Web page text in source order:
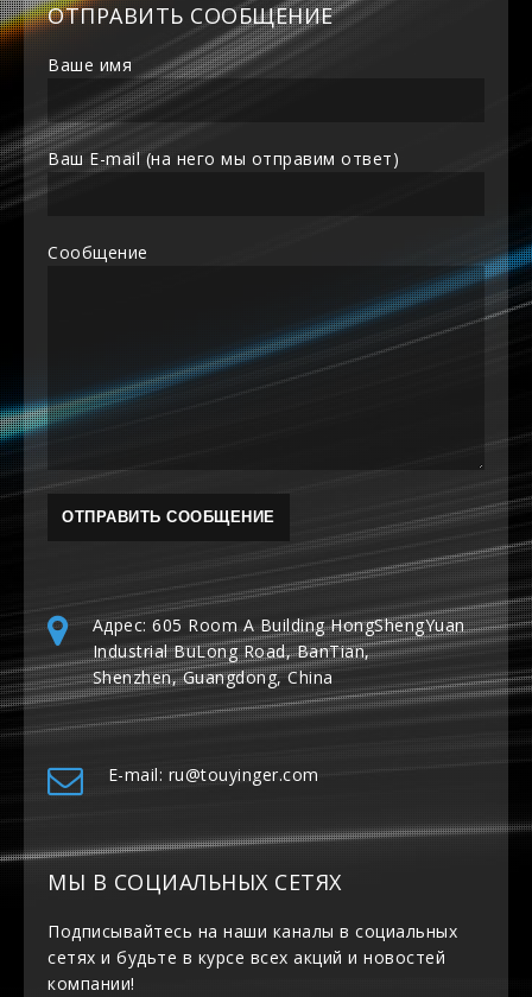
ОТПРАВИТЬ СООБЩЕНИЕ
Ваше имя
Ваш E-mail (на него мы отправим ответ)
Сообщение
Адрес: 605 Room A Building HongShengYuan
Industrial BuLong Road, BanTian,
Shenzhen, Guangdong, China
E-mail: ru@touyinger.com
МЫ В СОЦИАЛЬНЫХ СЕТЯХ
Подписывайтесь на наши каналы в социальных
сетях и будьте в курсе всех акций и новостей
компании!